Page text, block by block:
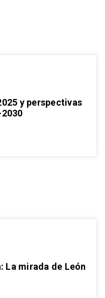
y perspectivas
La mirada de León